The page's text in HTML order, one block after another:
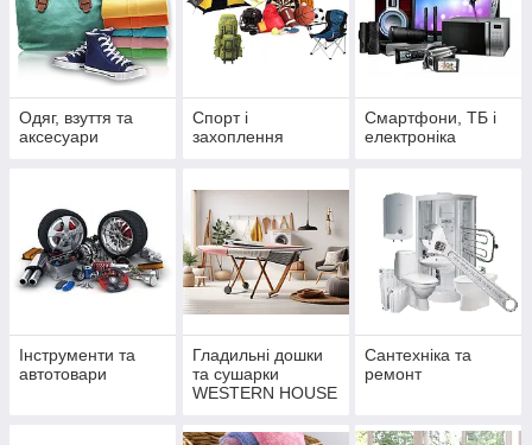
Одяг, взуття та
аксесуари
Спорт і
захоплення
Смартфони, ТБ і
електроніка
Інструменти та
автотовари
Гладильні дошки
та сушарки
WESTERN HOUSE
у кожному домі |
Сантехніка та
ремонт